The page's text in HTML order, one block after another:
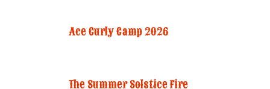
Ace Curly Camp 2026
The Summer Solstice Fire